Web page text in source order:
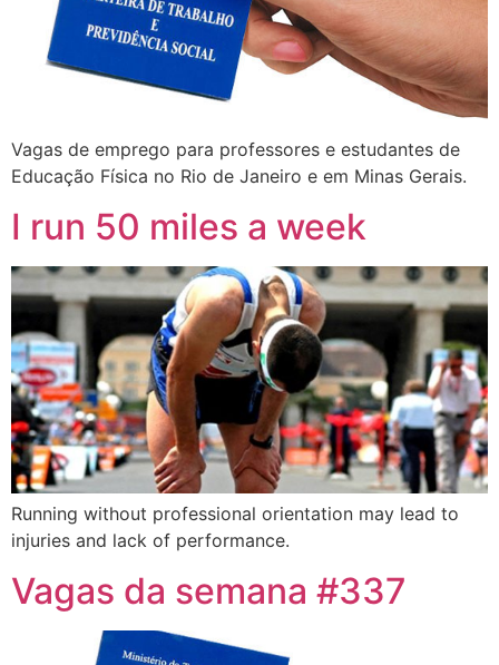
Vagas de emprego para professores e estudantes de
Educação Física no Rio de Janeiro e em Minas Gerais.
I run 50 miles a week
Running without professional orientation may lead to
injuries and lack of performance.
Vagas da semana #337